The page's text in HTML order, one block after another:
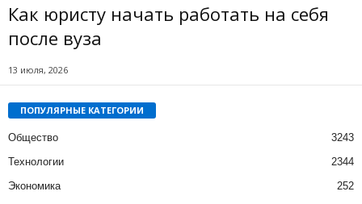
Как юристу начать работать на себя
после вуза
13 июля, 2026
ПОПУЛЯРНЫЕ КАТЕГОРИИ
Общество
3243
Технологии
2344
Экономика
252